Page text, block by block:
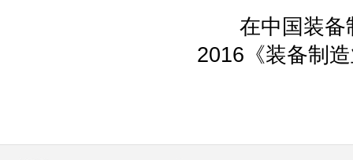
在中国装备制
2016《装备制